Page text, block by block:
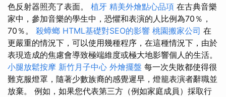
色反射器照亮了表面。 植牙 精美外燴點心品項 在古典音樂
家中，參加音樂的學生中，恐懼和表演的人比例為70％，
70％。 殺蟑螂 HTML基礎對SEO的影響 桃園搬家公司 在
更嚴重的情況下，可以使用幾種程序，在這種情況下，由於
表現造成的焦慮會導致極端維度或極大地影響個人的生活。
小腿放鬆按摩 新竹月子中心 外燴擺盤 每一次失敗都使得很
難克服燈罩，隨著少數族裔的感覺遲早，燈籠表演者辭職並
放棄。 例如，如果您代表第三方（例如家庭成員）採取行